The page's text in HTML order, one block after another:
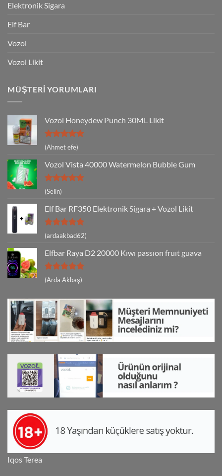
Elektronik Sigara
Elf Bar
Vozol
Vozol Likit
MÜŞTERI YORUMLARI
Vozol Honeydew Punch 30ML Likit
5 üzerinden
5
(Ahmet efe)
Vozol Vista 40000 Watermelon Bubble Gum
5 üzerinden
5
oy aldı
(Selin)
Elf Bar RF350 Elektronik Sigara + Vozol Likit
5 üzerinden
5
(ardaakbad62)
Elfbar Raya D2 20000 Kıwı passıon fruıt guava
5 üzerinden
5
(Arda Akbaş)
Iqos Terea